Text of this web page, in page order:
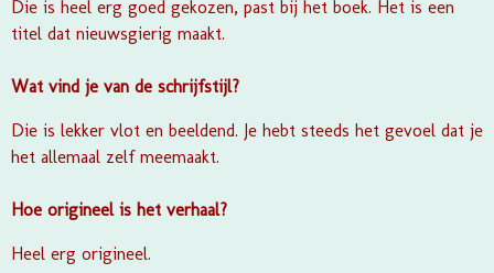
Die is heel erg goed gekozen, past bij het boek. Het is een
titel dat nieuwsgierig maakt.
Wat vind je van de schrijfstijl?
Die is lekker vlot en beeldend. Je hebt steeds het gevoel dat je
het allemaal zelf meemaakt.
Hoe origineel is het verhaal?
Heel erg origineel.